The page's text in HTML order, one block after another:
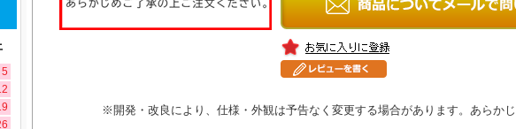
※開発・改良により、仕様・外観は予告なく変更する場合があります。あらかじ